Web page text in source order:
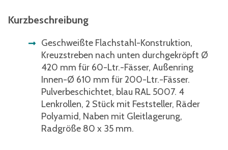
Kurzbeschreibung
Geschweißte Flachstahl-Konstruktion,
Kreuzstreben nach unten durchgekröpft Ø
420 mm für 60-Ltr.-Fässer, Außenring
Innen-Ø 610 mm für 200-Ltr.-Fässer.
Pulverbeschichtet, blau RAL 5007. 4
Lenkrollen, 2 Stück mit Feststeller, Räder
Polyamid, Naben mit Gleitlagerung,
Radgröße 80 x 35 mm.